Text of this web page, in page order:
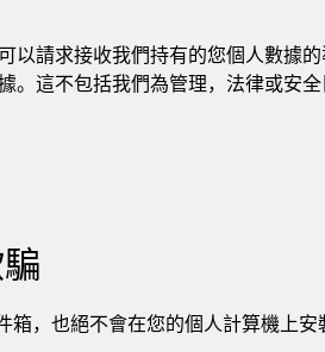
以請求接收我們持有的您個人數據
這不包括我們為管理，法律或安全
，也絕不會在您的個人計算機上